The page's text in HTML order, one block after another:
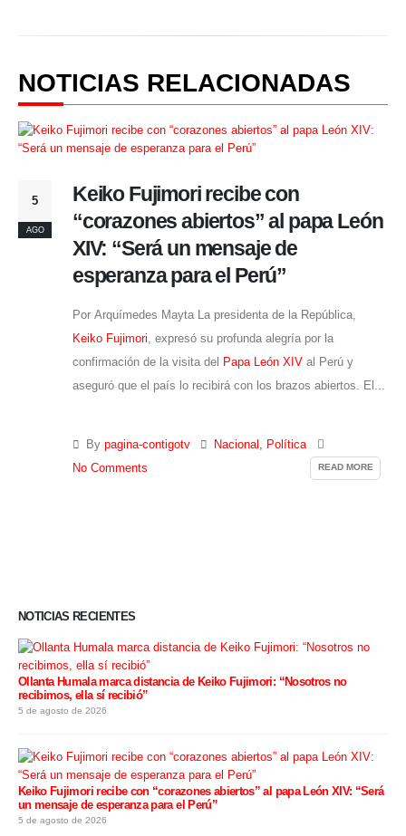
NOTICIAS RELACIONADAS
5
AGO
Keiko Fujimori recibe con
“corazones abiertos” al papa León
XIV: “Será un mensaje de
esperanza para el Perú”
Por Arquímedes Mayta La presidenta de la República,
Keiko Fujimori, expresó su profunda alegría por la
confirmación de la visita del Papa León XIV al Perú y
aseguró que el país lo recibirá con los brazos abiertos. El...
By pagina-contigotv Nacional
Política
No Comments
READ MORE
NOTICIAS RECIENTES
Ollanta Humala marca distancia de Keiko Fujimori: “Nosotros no
recibimos, ella sí recibió”
5 de agosto de 2026
Keiko Fujimori recibe con “corazones abiertos” al papa León XIV: “Será
un mensaje de esperanza para el Perú”
5 de agosto de 2026